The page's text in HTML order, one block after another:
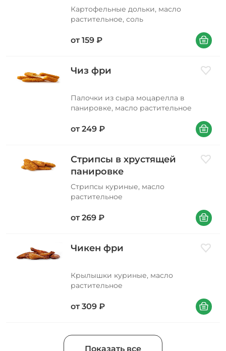
Картофельные дольки, масло
растительное, соль
от 159 ₽ В корзину
Чиз фри
Палочки из сыра моцарелла в
панировке, масло растительное
от 249 ₽ В корзину
Стрипсы в хрустящей
панировке
Стрипсы куриные, масло
растительное
от 269 ₽ В корзину
Чикен фри
Крылышки куриные, масло
растительное
от 309 ₽ В корзину
Показать все